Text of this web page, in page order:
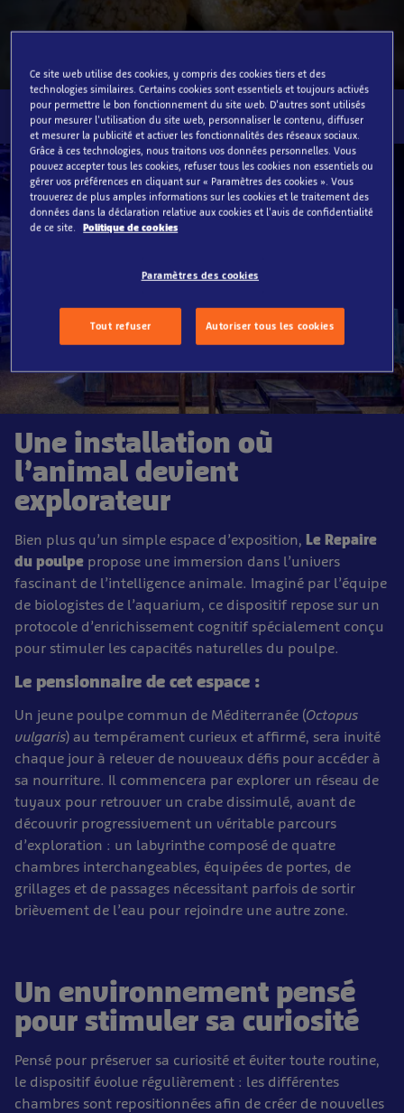
Une installation où
l’animal devient
explorateur
Bien plus qu’un simple espace d’exposition, Le Repaire
du poulpe propose une immersion dans l’univers
fascinant de l’intelligence animale. Imaginé par l’équipe
de biologistes de l’aquarium, ce dispositif repose sur un
protocole d’enrichissement cognitif spécialement conçu
pour stimuler les capacités naturelles du poulpe.
Le pensionnaire de cet espace :
Un jeune poulpe commun de Méditerranée (Octopus
vulgaris) au tempérament curieux et affirmé, sera invité
chaque jour à relever de nouveaux défis pour accéder à
sa nourriture. Il commencera par explorer un réseau de
tuyaux pour retrouver un crabe dissimulé, avant de
découvrir progressivement un véritable parcours
d’exploration : un labyrinthe composé de quatre
chambres interchangeables, équipées de portes, de
grillages et de passages nécessitant parfois de sortir
brièvement de l’eau pour rejoindre une autre zone.
Un environnement pensé
pour stimuler sa curiosité
Pensé pour préserver sa curiosité et éviter toute routine,
le dispositif évolue régulièrement : les différentes
chambres sont repositionnées afin de créer de nouvelles
Ce site web utilise des cookies, y compris des cookies tiers et des
technologies similaires. Certains cookies sont essentiels et toujours activés
pour permettre le bon fonctionnement du site web. D'autres sont utilisés
pour mesurer l'utilisation du site web, personnaliser le contenu, diffuser
et mesurer la publicité et activer les fonctionnalités des réseaux sociaux.
Grâce à ces technologies, nous traitons vos données personnelles. Vous
pouvez accepter tous les cookies, refuser tous les cookies non essentiels ou
gérer vos préférences en cliquant sur « Paramètres des cookies ». Vous
trouverez de plus amples informations sur les cookies et le traitement des
données dans la déclaration relative aux cookies et l'avis de confidentialité
de ce site.
Politique de cookies
Paramètres des cookies
Tout refuser Autoriser tous les cookies